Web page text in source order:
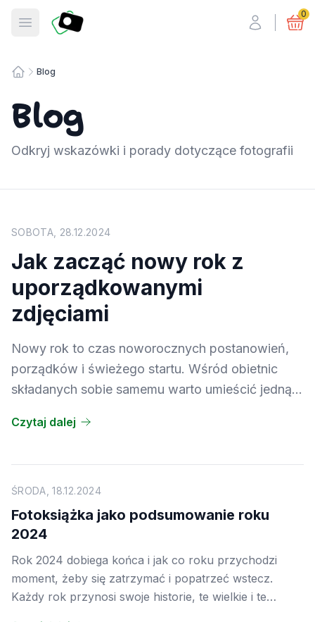
Otwórz menu
Fotosmart 0
Blog
Blog
Odkryj wskazówki i porady dotyczące fotografii
SOBOTA, 28.12.2024
Jak zacząć nowy rok z
uporządkowanymi
zdjęciami
Nowy rok to czas noworocznych postanowień,
porządków i świeżego startu. Wśród obietnic
składanych sobie samemu warto umieścić jedną,
uporządkowanie swoich zdjęć. Tysiące fotografii
Album na zdjęcia to najprostszy sposób, żeby
nadać im sens i sprawić, że zamiast zajmować
miejsce na dysku, będą cieszyć oczy na co dzień.
Czytaj dalej
ŚRODA, 18.12.2024
Fotoksiążka jako podsumowanie roku
2024
Rok 2024 dobiega końca i jak co roku przychodzi
moment, żeby się zatrzymać i popatrzeć wstecz.
Każdy rok przynosi swoje historie, te wielkie i te